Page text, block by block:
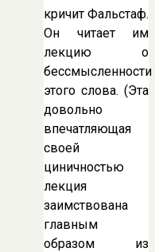
кричит Фальстаф.
Он читает им
лекцию о
бессмысленности
этого слова. (Эта
довольно
впечатляющая
своей
циничностью
лекция
заимствована
главным
образом из